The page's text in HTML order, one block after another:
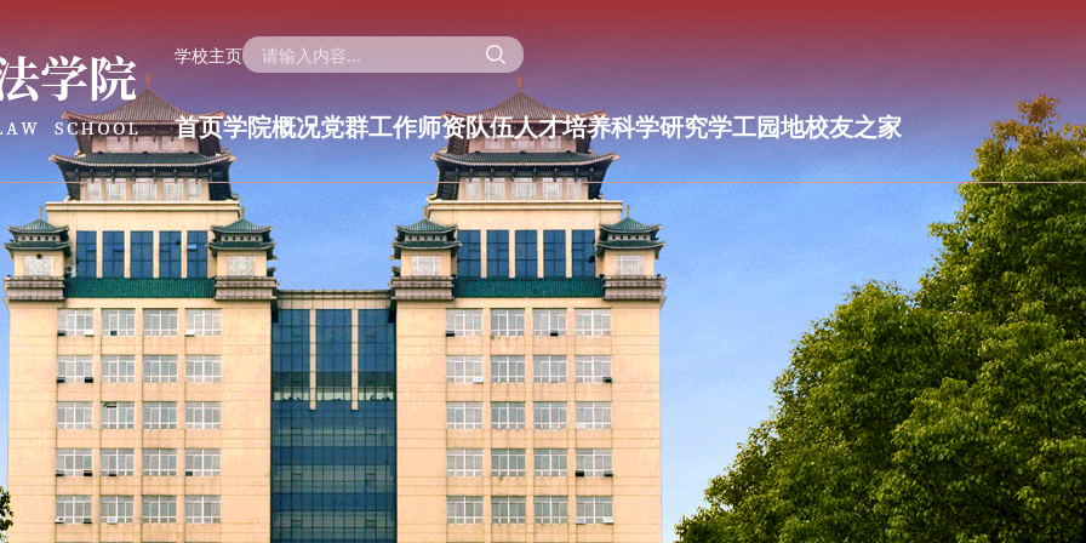
学校主页
首页学院概况党群工作师资队伍人才培养科学研究学工园地校友之家